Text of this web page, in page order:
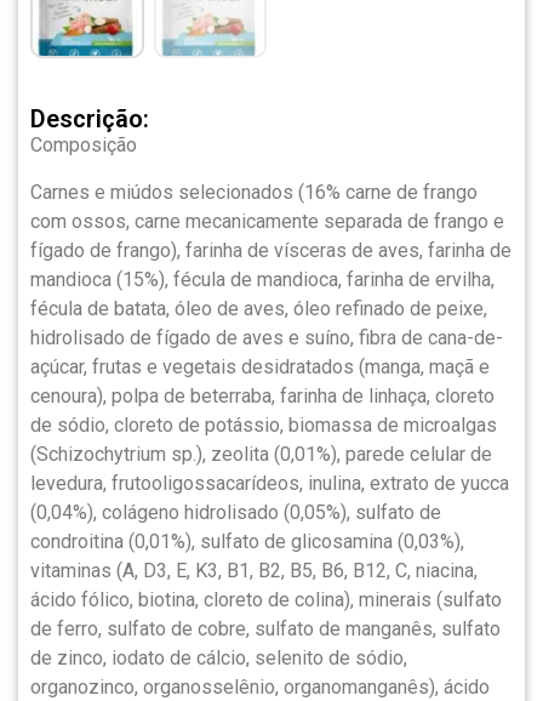
Descrição:
Composição
Carnes e miúdos selecionados (16% carne de frango
com ossos, carne mecanicamente separada de frango e
fígado de frango), farinha de vísceras de aves, farinha de
mandioca (15%), fécula de mandioca, farinha de ervilha,
fécula de batata, óleo de aves, óleo refinado de peixe,
hidrolisado de fígado de aves e suíno, fibra de cana-de-
açúcar, frutas e vegetais desidratados (manga, maçã e
cenoura), polpa de beterraba, farinha de linhaça, cloreto
de sódio, cloreto de potássio, biomassa de microalgas
(Schizochytrium sp.), zeolita (0,01%), parede celular de
levedura, frutooligossacarídeos, inulina, extrato de yucca
(0,04%), colágeno hidrolisado (0,05%), sulfato de
condroitina (0,01%), sulfato de glicosamina (0,03%),
vitaminas (A, D3, E, K3, B1, B2, B5, B6, B12, C, niacina,
ácido fólico, biotina, cloreto de colina), minerais (sulfato
de ferro, sulfato de cobre, sulfato de manganês, sulfato
de zinco, iodato de cálcio, selenito de sódio,
organozinco, organosselênio, organomanganês), ácido